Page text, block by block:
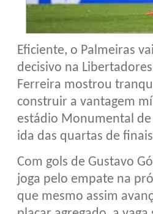
Eficiente, o Palmeiras
decisivo na
Ferreira mostrou
construir a vantagem
estádio Monumental de
ida das quartas de
Com gols de Gustavo
joga pelo empate na
que mesmo assim